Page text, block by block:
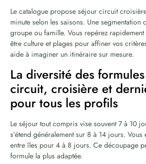
Le catalogue propose séjour circuit
minute selon les saisons. Une
groupe ou famille. Vous repérez
être culture et plages pour affiner vos
aide à imaginer un itinéraire sur mesure.
La diversité des
circuit, croisière et
pour tous les profils
Le séjour tout compris vise souvent 7 à 10
s’étend généralement sur 8 à 14 jours.
entre îles pour 4 à 8 jours. Ce découpage
formule la plus adaptée.